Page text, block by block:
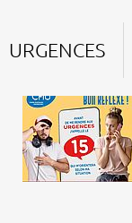
URGENCES